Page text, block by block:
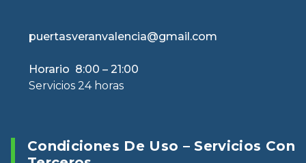
puertasveranvalencia@gmail.com
Horario 8:00 – 21:00
Servicios 24 horas
Condiciones De Uso – Servicios Con